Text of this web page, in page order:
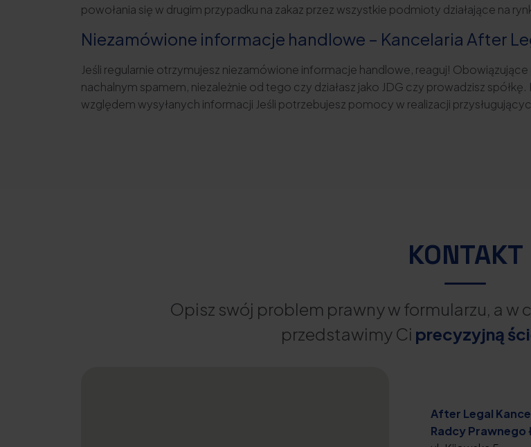
powołania się w drugim przypadku na zakaz przez wszystkie podmioty działające na
Niezamówione informacje handlowe – Kancelaria After
Jeśli regularnie otrzymujesz niezamówione informacje handlowe, reaguj!
nachalnym spamem, niezależnie od tego czy działasz jako JDG czy prowadzisz
względem wysyłanych informacji Jeśli potrzebujesz pomocy w realizacji
KONTAKT
Opisz swój problem prawny w formularzu, a
przedstawimy Ci precyzyjną
After Legal
Radcy Prawnego